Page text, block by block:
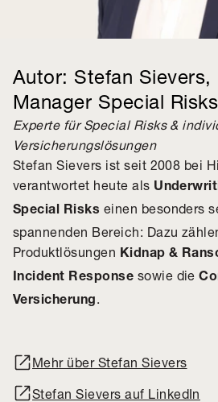
Autor: Stefan Sievers,
Manager Special Risks
Experte für Special Risks &
Versicherungslösungen
Stefan Sievers ist seit 2008 bei
verantwortet heute als
Special Risks einen besonders
spannenden Bereich: Dazu
Produktlösungen Kidnap &
Incident Response sowie die
Versicherung.
Mehr über Stefan Sievers
Stefan Sievers auf LinkedIn